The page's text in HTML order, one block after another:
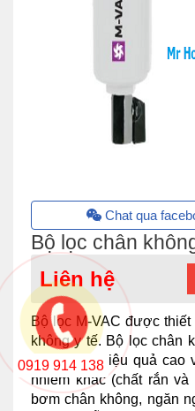
Chat qua
Bộ lọc chân
Liên hệ
Bộ lọc M-VAC được
không y tế. Bộ lọc chân
để loại bỏ hiệu quả cao
nhiễm khác (chất rắn
bơm chân không, ngăn
0919 914 138